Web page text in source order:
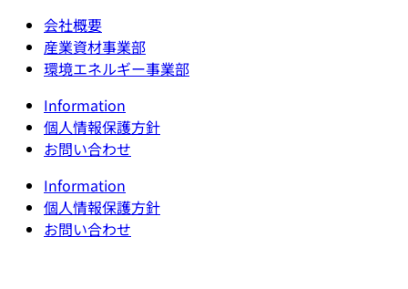
会社概要
産業資材事業部
環境エネルギー事業部
Information
個人情報保護方針
お問い合わせ
Information
個人情報保護方針
お問い合わせ